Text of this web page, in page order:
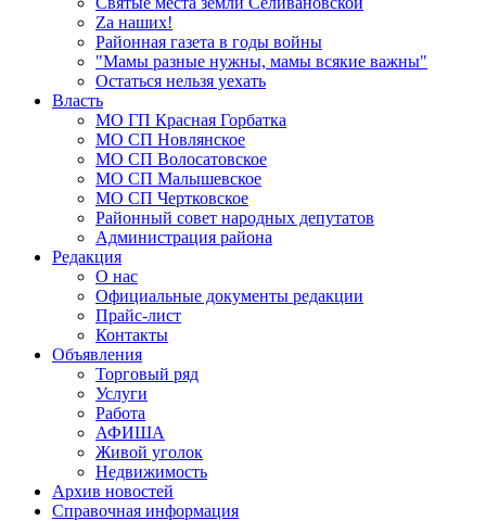
Zа наших!
Районная газета в годы войны
"Мамы разные нужны, мамы всякие важны"
Остаться нельзя уехать
Власть
МО ГП Красная Горбатка
МО СП Новлянское
МО СП Волосатовское
МО СП Малышевское
МО СП Чертковское
Районный совет народных депутатов
Администрация района
Редакция
О нас
Официальные документы редакции
Прайс-лист
Контакты
Объявления
Торговый ряд
Услуги
Работа
АФИША
Живой уголок
Недвижимость
Архив новостей
Справочная информация